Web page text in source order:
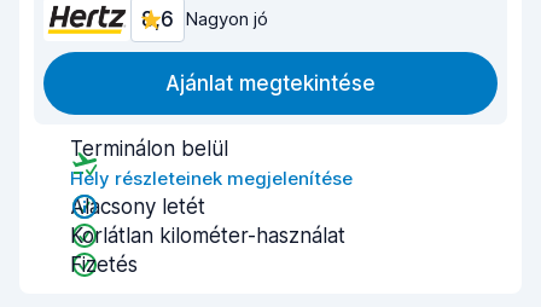
8,6 Nagyon jó
Ajánlat megtekintése
Terminálon belül
Hely részleteinek megjelenítése
Alacsony letét
Korlátlan kilométer-használat
Fizetés